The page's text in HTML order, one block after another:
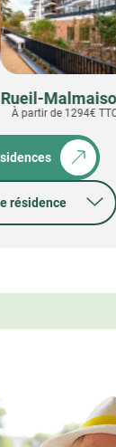
(92)
TTC/mois
résidence
MÉZIÈRES